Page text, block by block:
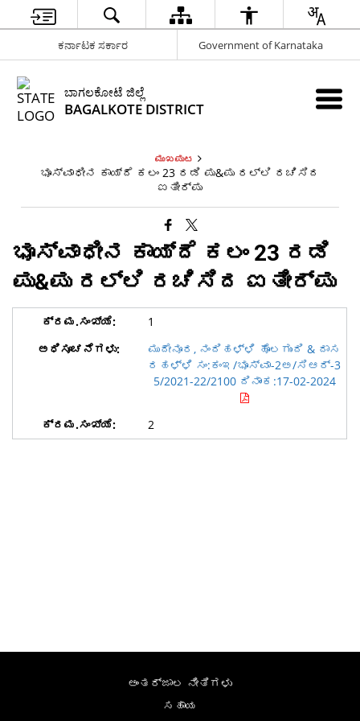
ಕರ್ನಾಟಕ ಸರ್ಕಾರ Government of Karnataka
ಬಾಗಲಕೋಟೆ ಜಿಲ್ಲೆ
BAGALKOTE DISTRICT
ಮುಖಪುಟ
ಭೂಸ್ವಾಧೀನ ಕಾಯ್ದೆ ಕಲಂ 23 ರಡಿ ಪು&ಪು ರಲ್ಲಿ ರಚಿಸಿದ
ಐತೀರ್ಪು
ಭೂಸ್ವಾಧೀನ ಕಾಯ್ದೆ ಕಲಂ 23 ರಡಿ
ಪು&ಪು ರಲ್ಲಿ ರಚಿಸಿದ ಐತೀರ್ಪು
1
ಮುದೇನೂರ, ನಂದಿಹಳ್ಳಿ ಹೊಲಗುಂದಿ & ದಾಸ
ರಹಳ್ಳಿ ಸಂ:ಕಂಇ/ಭೂಸ್ವಾ-2ಅ/ಸಿಆರ್-3
5/2021-22/2100 ದಿನಾಂಕ:17-02-2024
2
ಅಂತರ್ಜಾಲ ನೀತಿಗಳು
ಸಹಾಯ